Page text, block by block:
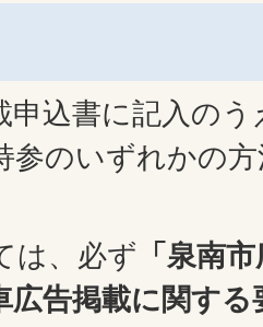
申込書に記入の
参のいずれかの
は、必ず 「泉南
広告掲載に関する